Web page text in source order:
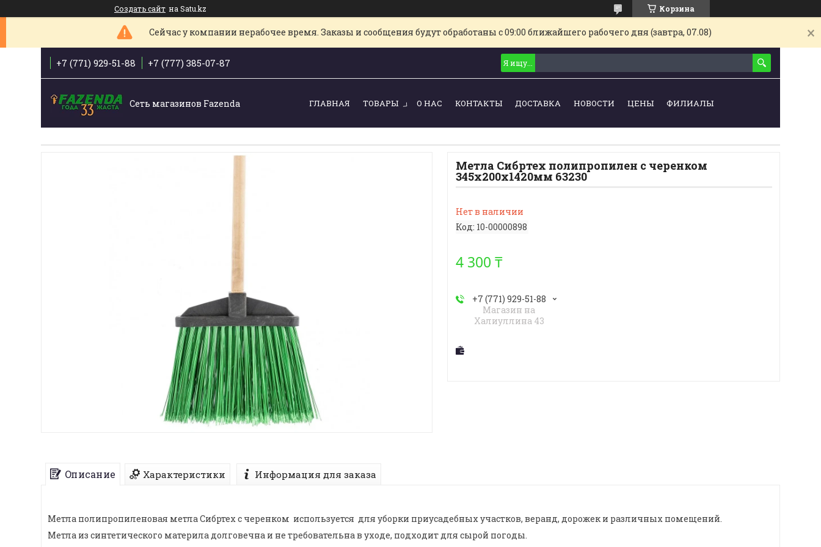
Создать сайт на Satu.kz Корзина
Сейчас у компании нерабочее время. Заказы и сообщения будут обработаны с 09:00 ближайшего рабочего дня (завтра, 07.08)
+7 (771) 929-51-88 +7 (777) 385-07-87
Сеть магазинов Fazenda ГЛАВНАЯ ТОВАРЫ О НАС КОНТАКТЫ ДОСТАВКА НОВОСТИ ЦЕНЫ ФИЛИАЛЫ
Метла Сибртех полипропилен с черенком
345х200х1420мм 63230
Нет в наличии
Код: 10-00000898
4 300 ₸
+7 (771) 929-51-88
Магазин на
Халиуллина 43
Описание Характеристики Информация для заказа
Метла полипропиленовая метла Сибртех с черенком используется для уборки приусадебных участков, веранд, дорожек и различных помещений.
Метла из синтетического материла долговечна и не требовательна в уходе, подходит для сырой погоды.